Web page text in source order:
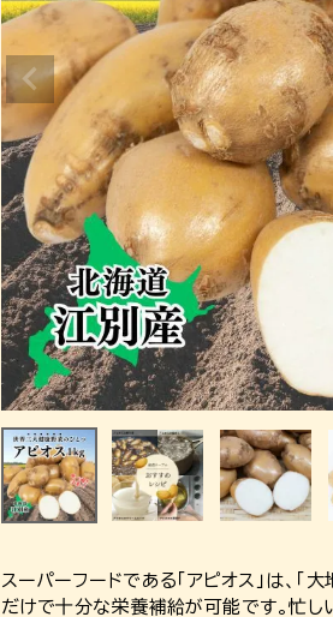
スーパーフードである「アピオス」は、「
だけで十分な栄養補給が可能です。忙